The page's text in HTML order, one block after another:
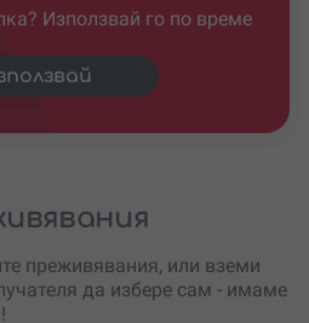
Използвай го по време
преживявания, или вземи
да избере сам - имаме